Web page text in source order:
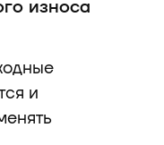
износа
и